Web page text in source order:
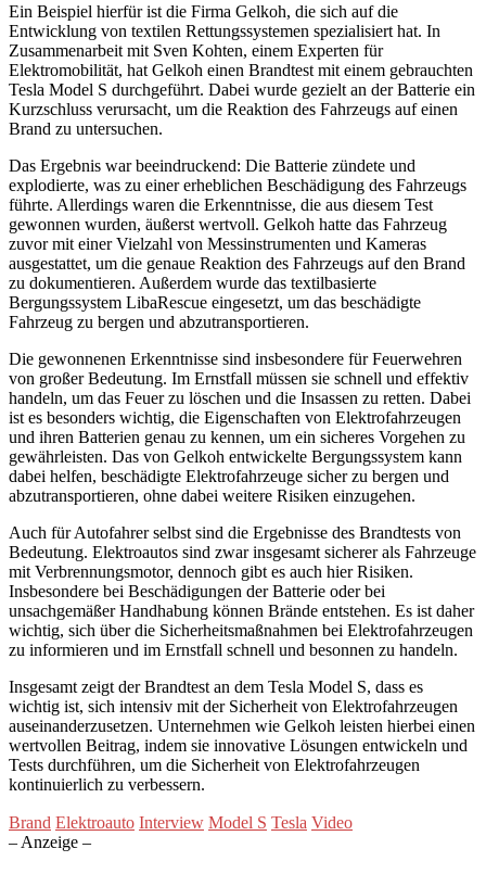
Ein Beispiel hierfür ist die Firma Gelkoh, die sich auf die
Entwicklung von textilen Rettungssystemen spezialisiert hat. In
Zusammenarbeit mit Sven Kohten, einem Experten für
Elektromobilität, hat Gelkoh einen Brandtest mit einem gebrauchten
Tesla Model S durchgeführt. Dabei wurde gezielt an der Batterie ein
Kurzschluss verursacht, um die Reaktion des Fahrzeugs auf einen
Brand zu untersuchen.
Das Ergebnis war beeindruckend: Die Batterie zündete und
explodierte, was zu einer erheblichen Beschädigung des Fahrzeugs
führte. Allerdings waren die Erkenntnisse, die aus diesem Test
gewonnen wurden, äußerst wertvoll. Gelkoh hatte das Fahrzeug
zuvor mit einer Vielzahl von Messinstrumenten und Kameras
ausgestattet, um die genaue Reaktion des Fahrzeugs auf den Brand
zu dokumentieren. Außerdem wurde das textilbasierte
Bergungssystem LibaRescue eingesetzt, um das beschädigte
Fahrzeug zu bergen und abzutransportieren.
Die gewonnenen Erkenntnisse sind insbesondere für Feuerwehren
von großer Bedeutung. Im Ernstfall müssen sie schnell und effektiv
handeln, um das Feuer zu löschen und die Insassen zu retten. Dabei
ist es besonders wichtig, die Eigenschaften von Elektrofahrzeugen
und ihren Batterien genau zu kennen, um ein sicheres Vorgehen zu
gewährleisten. Das von Gelkoh entwickelte Bergungssystem kann
dabei helfen, beschädigte Elektrofahrzeuge sicher zu bergen und
abzutransportieren, ohne dabei weitere Risiken einzugehen.
Auch für Autofahrer selbst sind die Ergebnisse des Brandtests von
Bedeutung. Elektroautos sind zwar insgesamt sicherer als Fahrzeuge
mit Verbrennungsmotor, dennoch gibt es auch hier Risiken.
Insbesondere bei Beschädigungen der Batterie oder bei
unsachgemäßer Handhabung können Brände entstehen. Es ist daher
wichtig, sich über die Sicherheitsmaßnahmen bei Elektrofahrzeugen
zu informieren und im Ernstfall schnell und besonnen zu handeln.
Insgesamt zeigt der Brandtest an dem Tesla Model S, dass es
wichtig ist, sich intensiv mit der Sicherheit von Elektrofahrzeugen
auseinanderzusetzen. Unternehmen wie Gelkoh leisten hierbei einen
wertvollen Beitrag, indem sie innovative Lösungen entwickeln und
Tests durchführen, um die Sicherheit von Elektrofahrzeugen
kontinuierlich zu verbessern.
Brand Elektroauto Interview Model S Tesla Video
– Anzeige –